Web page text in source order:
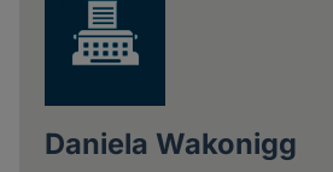
Daniela Wakonigg